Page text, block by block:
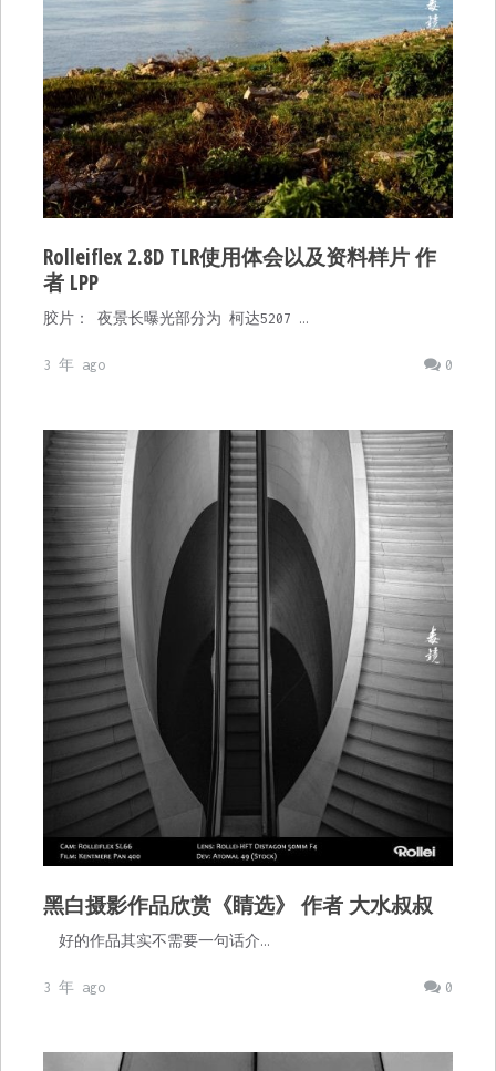
Rolleiflex 2.8D TLR使用体会以及资料样片 作
者 LPP
胶片： 夜景长曝光部分为 柯达5207 …
0
3 年 ago
黑白摄影作品欣赏《睛选》 作者 大水叔叔
好的作品其实不需要一句话介…
0
3 年 ago